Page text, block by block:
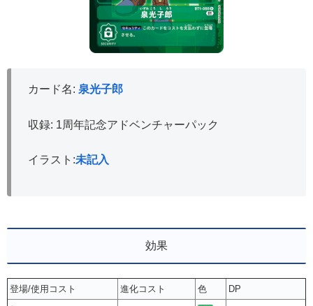
カード名: 泉光子郎
収録: 1周年記念アドベンチャーパック
イラスト:未記入
効果
登場/使用コスト 進化コスト 色
DP